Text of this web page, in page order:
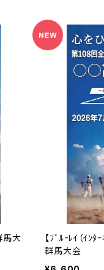
馬大
【ﾌﾞﾙｰﾚｲ（ｲﾝ
群馬大会